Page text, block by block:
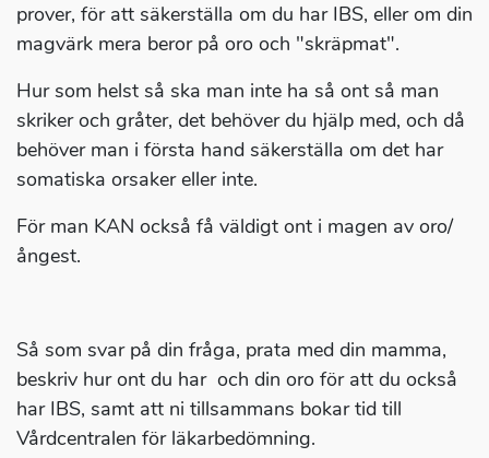
prover, för att säkerställa om du har IBS, eller om din
magvärk mera beror på oro och "skräpmat".
Hur som helst så ska man inte ha så ont så man
skriker och gråter, det behöver du hjälp med, och då
behöver man i första hand säkerställa om det har
somatiska orsaker eller inte.
För man KAN också få väldigt ont i magen av oro/
ångest.
Så som svar på din fråga, prata med din mamma,
beskriv hur ont du har och din oro för att du också
har IBS, samt att ni tillsammans bokar tid till
Vårdcentralen för läkarbedömning.